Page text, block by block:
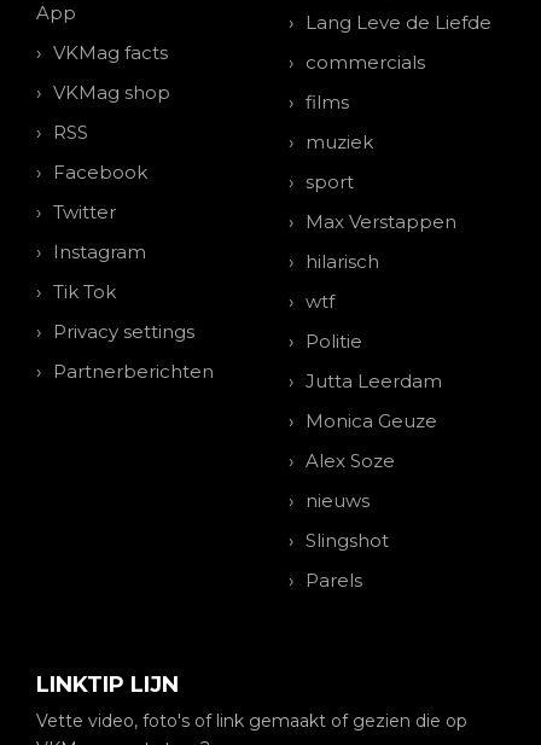
App
VKMag facts
VKMag shop
RSS
Facebook
Twitter
Instagram
Tik Tok
Privacy settings
Partnerberichten
Lang Leve de Liefde
commercials
films
muziek
sport
Max Verstappen
hilarisch
wtf
Politie
Jutta Leerdam
Monica Geuze
Alex Soze
nieuws
Slingshot
Parels
LINKTIP LIJN
Vette video, foto's of link gemaakt of gezien die op